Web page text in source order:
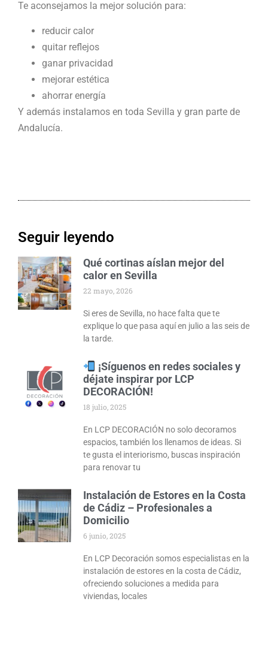
Te aconsejamos la mejor solución para:
reducir calor
quitar reflejos
ganar privacidad
mejorar estética
ahorrar energía
Y además instalamos en toda Sevilla y gran parte de
Andalucía.
Seguir leyendo
Qué cortinas aíslan mejor del
calor en Sevilla
22 mayo, 2026
Si eres de Sevilla, no hace falta que te
explique lo que pasa aquí en julio a las seis de
la tarde.
¡Síguenos en redes sociales y
déjate inspirar por LCP
DECORACIÓN!
18 julio, 2025
En LCP DECORACIÓN no solo decoramos
espacios, también los llenamos de ideas. Si
te gusta el interiorismo, buscas inspiración
para renovar tu
Instalación de Estores en la Costa
de Cádiz – Profesionales a
Domicilio
6 junio, 2025
En LCP Decoración somos especialistas en la
instalación de estores en la costa de Cádiz,
ofreciendo soluciones a medida para
viviendas, locales